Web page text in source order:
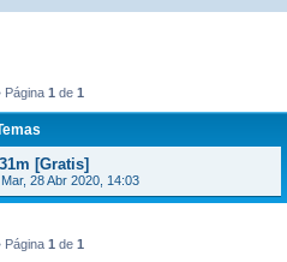
Página 1 de 1
[Gratis]
Mar, 28 Abr 2020, 14:03
Página 1 de 1